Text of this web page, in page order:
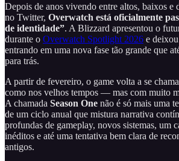
Depois de anos vivendo entre altos, baixos e
no Twitter, Overwatch está oficialmente
de identidade”. A Blizzard apresentou o
durante o Overwatch Spotlight 2026 e
entrando em uma nova fase tão grande que
para trás.
A partir de fevereiro, o game volta a se
como nos velhos tempos — mas com muito
A chamada Season One não é só mais uma
de um ciclo anual que mistura narrativa
profundas de gameplay, novos sistemas, um
inéditos e até uma tentativa bem clara de
antigos.